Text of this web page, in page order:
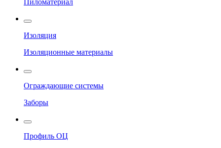
Пиломатериал
Изоляция
Изоляционные материалы
Ограждающие системы
Заборы
Профиль ОЦ